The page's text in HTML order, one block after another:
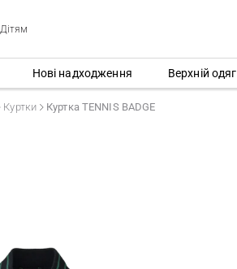
Дітям
Нові надходження Верхній одяг
Куртки Куртка TENNIS BADGE